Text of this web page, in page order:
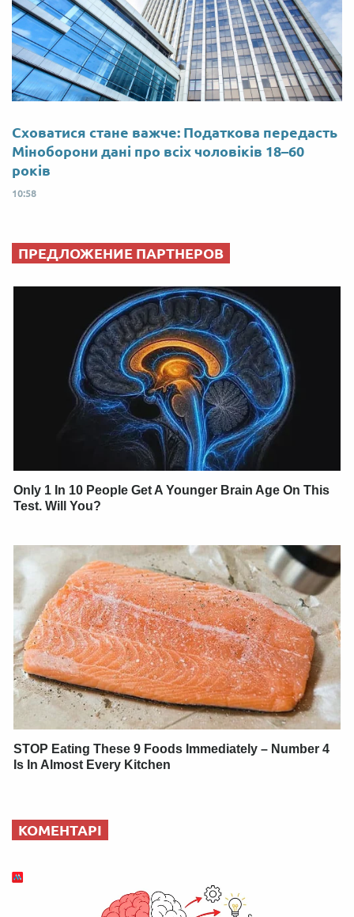
Сховатися стане важче: Податкова передасть
Міноборони дані про всіх чоловіків 18–60
років
10:58
ПРЕДЛОЖЕНИЕ ПАРТНЕРОВ
Only 1 In 10 People Get A Younger Brain Age On This
Test. Will You?
STOP Eating These 9 Foods Immediately – Number 4
Is In Almost Every Kitchen
КОМЕНТАРІ